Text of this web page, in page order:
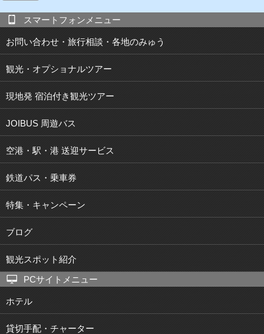
スマートフォンメニュー
お問い合わせ・旅行相談・各地のみゅう
観光・オプショナルツアー
現地発 宿泊付き観光ツアー
JOIBUS 周遊バス
空港・駅・港 送迎サービス
鉄道パス・乗車券
特集・キャンペーン
ブログ
観光スポット紹介
PCサイトメニュー
ホテル
貸切手配・チャーター